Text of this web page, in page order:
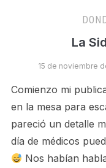
La
15 de noviembre
Comienzo mi
en la mesa para
pareció un detalle
día de médicos
Nos habían